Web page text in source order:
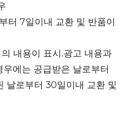
터 7일이내 교환 및 반품이
내용이 표시.광고 내용과
에는 공급받은 날로부터
날로부터 30일이내 교환 및